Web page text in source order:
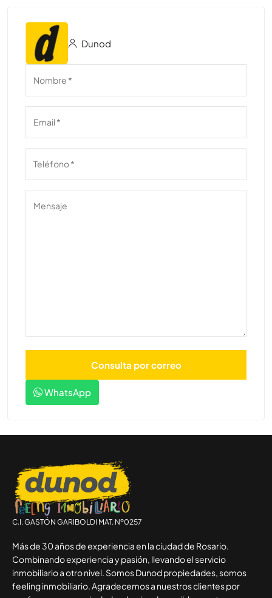
Dunod
WhatsApp
C.I. GASTÓN GARIBOLDI MAT. Nº0257
Más de 30 años de experiencia en la ciudad de Rosario.
Combinando experiencia y pasión, llevando el servicio
inmobiliario a otro nivel. Somos Dunod propiedades, somos
feeling inmobiliario. Agradecemos a nuestros clientes por